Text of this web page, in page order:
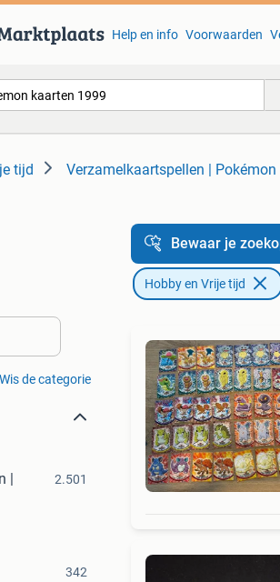
Help en info Voorwaarden
tijd Verzamelkaartspellen | Pokémon
Wis de categorie
|
2.501
342
Bewaar je
Hobby en Vrije tijd